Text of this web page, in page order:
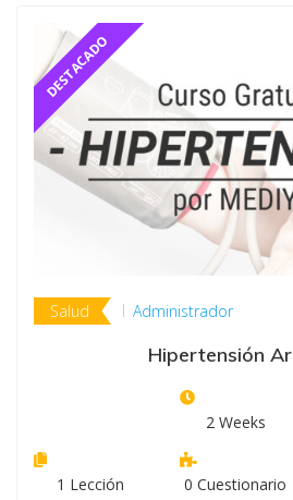
Salud Administrador
Hipertensión
2 Weeks
1 Lección 0 Cuestionario